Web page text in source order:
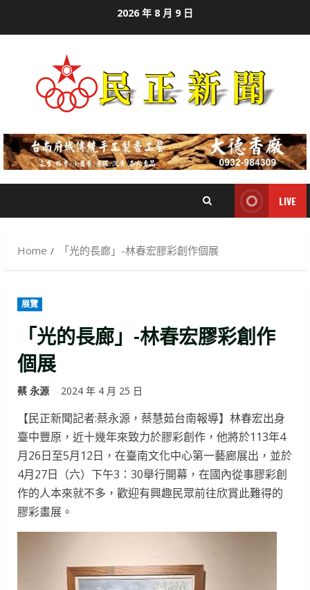
2026 年 8 月 9 日
LIVE
Home 「光的長廊」-林春宏膠彩創作個展
展覽
「光的長廊」-林春宏膠彩創作
個展
蔡 永源 2024 年 4 月 25 日
【民正新聞記者:蔡永源，蔡慧茹台南報導】林春宏出身
臺中豐原，近十幾年來致力於膠彩創作，他將於113年4
月26日至5月12日，在臺南文化中心第一藝廊展出，並於
4月27日（六）下午3：30舉行開幕，在國內從事膠彩創
作的人本來就不多，歡迎有興趣民眾前往欣賞此難得的
膠彩畫展。